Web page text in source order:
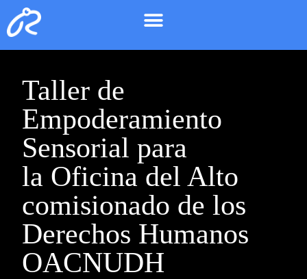
Taller de
Empoderamiento
Sensorial para
la Oficina del Alto
comisionado de los
Derechos Humanos
OACNUDH